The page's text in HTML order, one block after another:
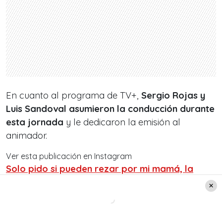
En cuanto al programa de TV+, Sergio Rojas y
Luis Sandoval asumieron la conducción durante
esta jornada y le dedicaron la emisión al
animador.
Ver esta publicación en Instagram
Solo pido si pueden rezar por mi mamá, la
atacó el Covid y esta dando la pelea, siempre